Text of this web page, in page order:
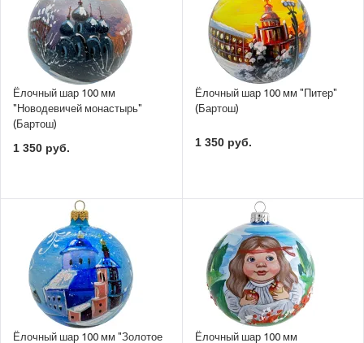
Ёлочный шар 100 мм
"Новодевичей монастырь"
(Бартош)
1 350 руб.
Ёлочный шар 100 мм "Питер"
(Бартош)
1 350 руб.
Ёлочный шар 100 мм "Золотое
Ёлочный шар 100 мм